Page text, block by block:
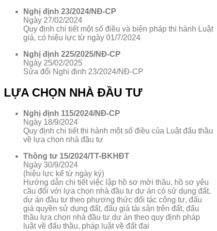
Nghị định 23/2024/NĐ-CP
Ngày 27/02/2024
Quy định chi tiết một số điều và biện pháp thi hành Luật
giá, có hiệu lực từ ngày 01/7/2024
Nghị định 225/2025/NĐ-CP
Ngày 25/02/2025
Sửa đổi Nghị định 23/2024/NĐ-CP
LỰA CHỌN NHÀ ĐẦU TƯ
Nghị định 115/2024/NĐ-CP
Ngày 18/9/2024
Quy định chi tiết thi hành một số điều của Luật đấu thầu
về lựa chọn nhà đầu tư
Thông tư 15/2024/TT-BKHĐT
Ngày 30/9/2024
(hiệu lực kể từ ngày ký)
Hướng dẫn chi tiết việc lập hồ sơ mời thầu, hồ sơ yêu
cầu đối với lựa chọn nhà đầu tư dự án có sử dụng đất,
dự án đầu tư theo phương thức đối tác công tư, đấu
giá quyền sử dụng đất, đấu giá tài sản trên đất, đấu
thầu lựa chọn nhà đầu tư dự án theo quy định pháp
luật về đấu thầu, pháp luật về đất đai